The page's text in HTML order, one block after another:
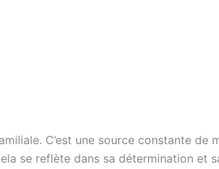
C’est une source constante de
se reflète dans sa détermination et